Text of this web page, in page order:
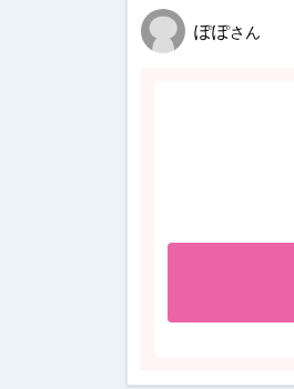
ぽぽさん